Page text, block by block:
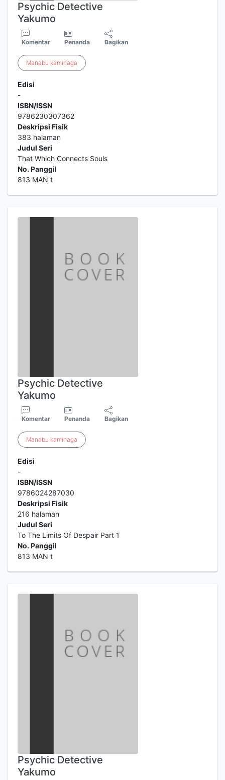
Psychic Detective
Yakumo
Komentar Penanda Bagikan
Manabu kaminaga
Edisi
-
ISBN/ISSN
9786230307362
Deskripsi Fisik
383 halaman
Judul Seri
That Which Connects Souls
No. Panggil
813 MAN t
Psychic Detective
Yakumo
Komentar Penanda Bagikan
Manabu kaminaga
Edisi
-
ISBN/ISSN
9786024287030
Deskripsi Fisik
216 halaman
Judul Seri
To The Limits Of Despair Part 1
No. Panggil
813 MAN t
Psychic Detective
Yakumo